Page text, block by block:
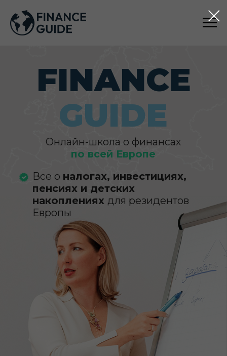
GUIDE
по всей Европе
ПОДРОБНЕЕ
налогах, инвестициях,
накопленияхдля резидентов